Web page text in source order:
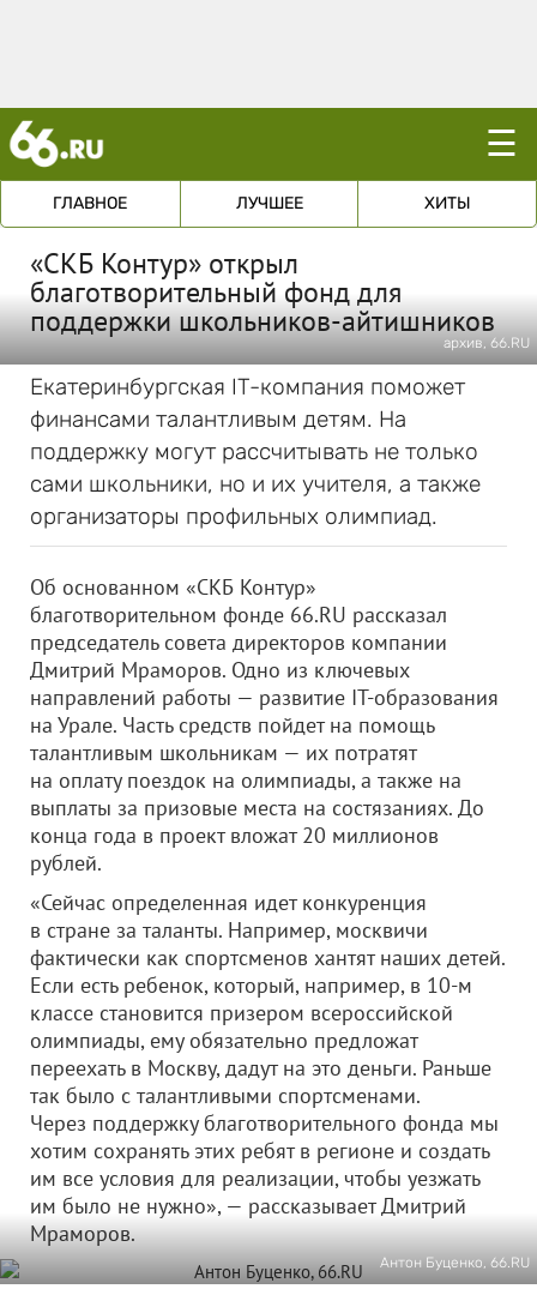
☰
ГЛАВНОЕ ЛУЧШЕЕ ХИТЫ
«СКБ Контур» открыл
благотворительный фонд для
поддержки школьников-айтишников
архив, 66.RU
Екатеринбургская IT-компания поможет
финансами талантливым детям. На
поддержку могут рассчитывать не только
сами школьники, но и их учителя, а также
организаторы профильных олимпиад.
Об основанном «СКБ Контур»
благотворительном фонде 66.RU рассказал
председатель совета директоров компании
Дмитрий Мраморов. Одно из ключевых
направлений работы — развитие IT-образования
на Урале. Часть средств пойдет на помощь
талантливым школьникам — их потратят
на оплату поездок на олимпиады, а также на
выплаты за призовые места на состязаниях. До
конца года в проект вложат 20 миллионов
рублей.
«Сейчас определенная идет конкуренция
в стране за таланты. Например, москвичи
фактически как спортсменов хантят наших детей.
Если есть ребенок, который, например, в 10-м
классе становится призером всероссийской
олимпиады, ему обязательно предложат
переехать в Москву, дадут на это деньги. Раньше
так было с талантливыми спортсменами.
Через поддержку благотворительного фонда мы
хотим сохранять этих ребят в регионе и создать
им все условия для реализации, чтобы уезжать
им было не нужно», — рассказывает Дмитрий
Мраморов.
Антон Буценко, 66.RU